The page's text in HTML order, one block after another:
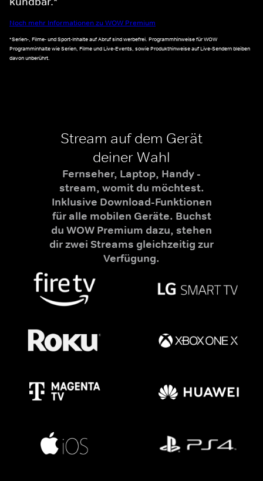
Noch mehr Informationen zu WOW Premium
*Serien-, Filme- und Sport-Inhalte auf Abruf sind werbefrei. Programmhinweise für WOW
Programminhalte wie Serien, Filme und Live-Events, sowie Produkthinweise auf Live-Sendern bleiben
davon unberührt.
Stream auf dem Gerät
deiner Wahl
Fernseher, Laptop, Handy -
stream, womit du möchtest.
Inklusive Download-Funktionen
für alle mobilen Geräte. Buchst
du WOW Premium dazu, stehen
dir zwei Streams gleichzeitig zur
Verfügung.